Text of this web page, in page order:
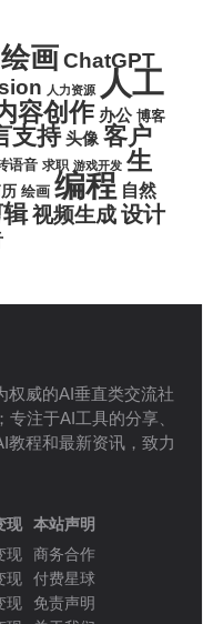
画ChatGPT
人力资源 人工
容创作 办公 博客
支持 头像 客户
语音 求职 游戏开发 生
绘画 编程 自然
视频生成设计
权威的AI垂直类交流社
注于AI工具的分享、
教程和最新资讯，致力
现
现
现
现
本站声明
商务合作
付费星球
免责声明